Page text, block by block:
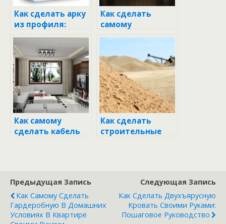
Как сделать арку
из профиля:
полное
руководство для
начинающих
Как сделать
самому
столешницу из
камня: полный
гид
Как самому
сделать кабель
Как сделать
строительные
Предыдущая Запись
Как Самому Сделать
Гардеробную В Домашних
Условиях В Квартире
Следующая Запись
Как Сделать Двухъярусную
Кровать Своими Руками:
Пошаговое Руководство